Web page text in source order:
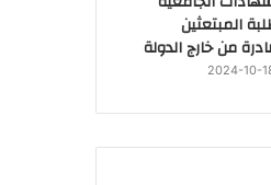
المبتعثين
من خارج الدولة
2024-10-